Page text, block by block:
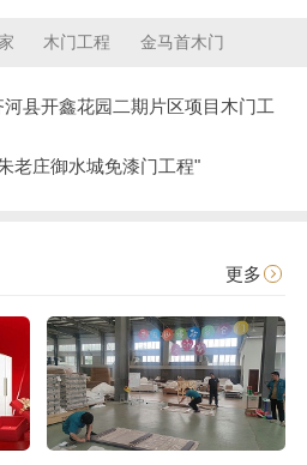
木门工程 金马首木门
县开鑫花园二期片区项目木门工
老庄御水城免漆门工程"
更多